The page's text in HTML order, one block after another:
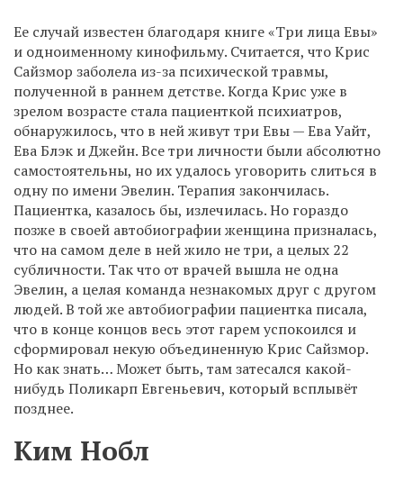
Ее случай известен благодаря книге «Три лица Евы»
и одноименному кинофильму. Считается, что Крис
Сайзмор заболела из-за психической травмы,
полученной в раннем детстве. Когда Крис уже в
зрелом возрасте стала пациенткой психиатров,
обнаружилось, что в ней живут три Евы — Ева Уайт,
Ева Блэк и Джейн. Все три личности были абсолютно
самостоятельны, но их удалось уговорить слиться в
одну по имени Эвелин. Терапия закончилась.
Пациентка, казалось бы, излечилась. Но гораздо
позже в своей автобиографии женщина призналась,
что на самом деле в ней жило не три, а целых 22
субличности. Так что от врачей вышла не одна
Эвелин, а целая команда незнакомых друг с другом
людей. В той же автобиографии пациентка писала,
что в конце концов весь этот гарем успокоился и
сформировал некую объединенную Крис Сайзмор.
Но как знать… Может быть, там затесался какой-
нибудь Поликарп Евгеньевич, который всплывёт
позднее.
Ким Нобл